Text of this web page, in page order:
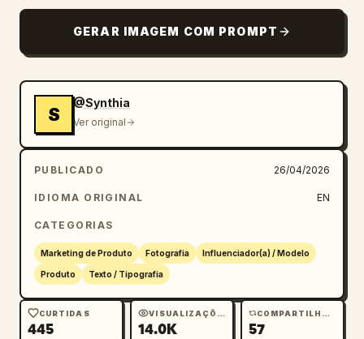
GERAR IMAGEM COM PROMPT
S
@Synthia
Ver original
PUBLICADO 26/04/2026
IDIOMA ORIGINAL EN
CATEGORIAS
Marketing de Produto Fotografia Influenciador(a) / Modelo
Produto Texto / Tipografia
CURTIDAS
445
VISUALIZAÇÕES
14.0K
COMPARTILHAMENTOS
57